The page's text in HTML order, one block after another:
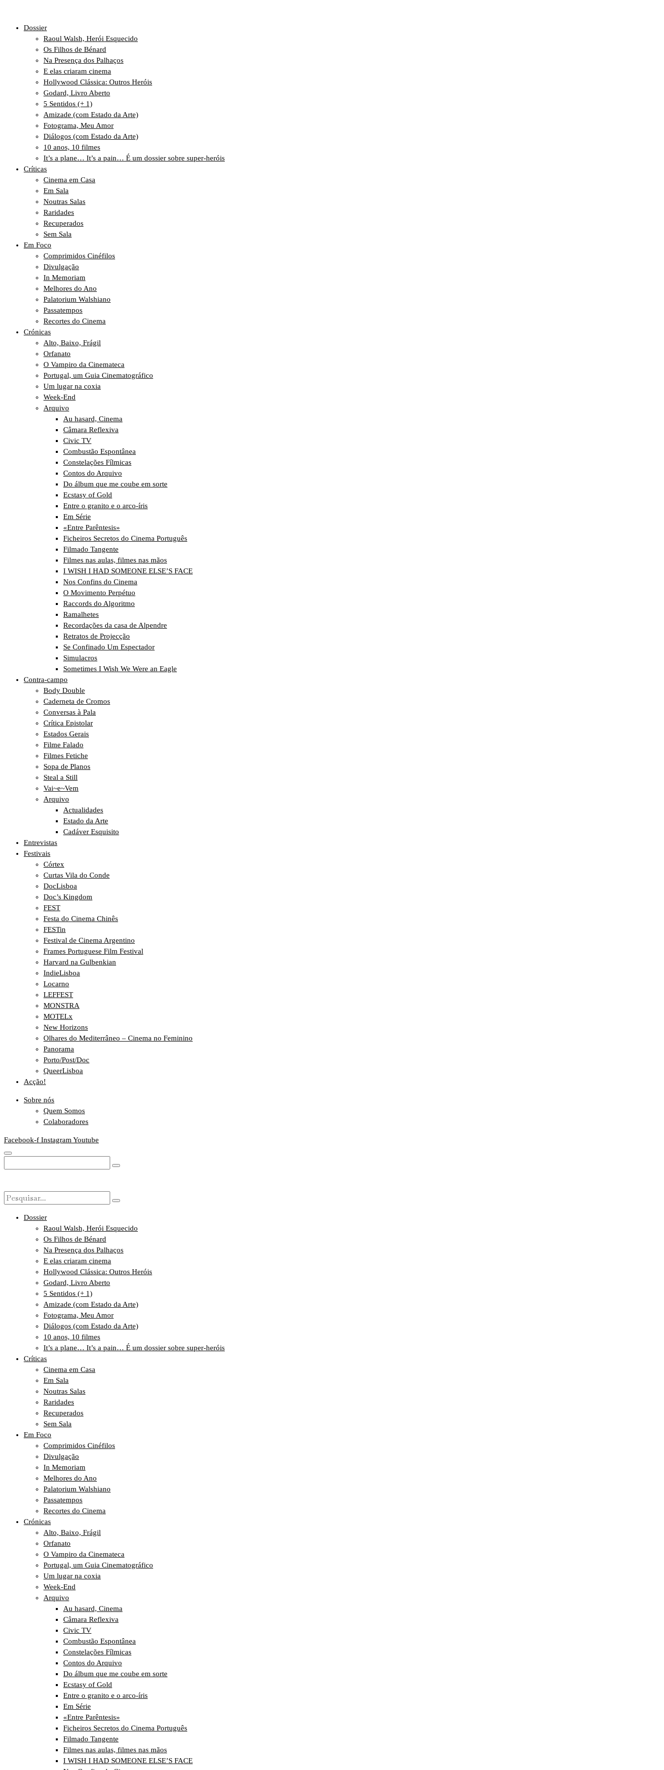
Dossier
Raoul Walsh, Herói Esquecido
Os Filhos de Bénard
Na Presença dos Palhaços
E elas criaram cinema
Hollywood Clássica: Outros Heróis
Godard, Livro Aberto
5 Sentidos (+ 1)
Amizade (com Estado da Arte)
Fotograma, Meu Amor
Diálogos (com Estado da Arte)
10 anos, 10 filmes
It’s a plane… It’s a pain… É um dossier sobre super-heróis
Críticas
Cinema em Casa
Em Sala
Noutras Salas
Raridades
Recuperados
Sem Sala
Em Foco
Comprimidos Cinéfilos
Divulgação
In Memoriam
Melhores do Ano
Palatorium Walshiano
Passatempos
Recortes do Cinema
Crónicas
Alto, Baixo, Frágil
Orfanato
O Vampiro da Cinemateca
Portugal, um Guia Cinematográfico
Um lugar na coxia
Week-End
Arquivo
Au hasard, Cinema
Câmara Reflexiva
Civic TV
Combustão Espontânea
Constelações Fílmicas
Contos do Arquivo
Do álbum que me coube em sorte
Ecstasy of Gold
Entre o granito e o arco-íris
Em Série
«Entre Parêntesis»
Ficheiros Secretos do Cinema Português
Filmado Tangente
Filmes nas aulas, filmes nas mãos
I WISH I HAD SOMEONE ELSE’S FACE
Nos Confins do Cinema
O Movimento Perpétuo
Raccords do Algoritmo
Ramalhetes
Recordações da casa de Alpendre
Retratos de Projecção
Se Confinado Um Espectador
Simulacros
Sometimes I Wish We Were an Eagle
Contra-campo
Body Double
Caderneta de Cromos
Conversas à Pala
Crítica Epistolar
Estados Gerais
Filme Falado
Filmes Fetiche
Sopa de Planos
Steal a Still
Vai~e~Vem
Arquivo
Actualidades
Estado da Arte
Cadáver Esquisito
Entrevistas
Festivais
Córtex
Curtas Vila do Conde
DocLisboa
Doc’s Kingdom
FEST
Festa do Cinema Chinês
FESTin
Festival de Cinema Argentino
Frames Portuguese Film Festival
Harvard na Gulbenkian
IndieLisboa
Locarno
LEFFEST
MONSTRA
MOTELx
New Horizons
Olhares do Mediterrâneo – Cinema no Feminino
Panorama
Porto/Post/Doc
QueerLisboa
Acção!
Sobre nós
Quem Somos
Colaboradores
Facebook-f Instagram Youtube
Dossier
Raoul Walsh, Herói Esquecido
Os Filhos de Bénard
Na Presença dos Palhaços
E elas criaram cinema
Hollywood Clássica: Outros Heróis
Godard, Livro Aberto
5 Sentidos (+ 1)
Amizade (com Estado da Arte)
Fotograma, Meu Amor
Diálogos (com Estado da Arte)
10 anos, 10 filmes
It’s a plane… It’s a pain… É um dossier sobre super-heróis
Críticas
Cinema em Casa
Em Sala
Noutras Salas
Raridades
Recuperados
Sem Sala
Em Foco
Comprimidos Cinéfilos
Divulgação
In Memoriam
Melhores do Ano
Palatorium Walshiano
Passatempos
Recortes do Cinema
Crónicas
Alto, Baixo, Frágil
Orfanato
O Vampiro da Cinemateca
Portugal, um Guia Cinematográfico
Um lugar na coxia
Week-End
Arquivo
Au hasard, Cinema
Câmara Reflexiva
Civic TV
Combustão Espontânea
Constelações Fílmicas
Contos do Arquivo
Do álbum que me coube em sorte
Ecstasy of Gold
Entre o granito e o arco-íris
Em Série
«Entre Parêntesis»
Ficheiros Secretos do Cinema Português
Filmado Tangente
Filmes nas aulas, filmes nas mãos
I WISH I HAD SOMEONE ELSE’S FACE